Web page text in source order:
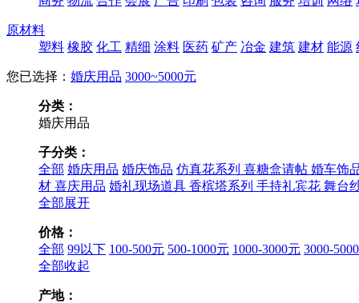
原材料
塑料 橡胶 化工 精细 涂料 医药 矿产 冶金 建筑 建材 能源
您已选择： 婚庆用品 3000~5000元
分类：
婚庆用品
子分类：
全部 婚庆用品 婚庆饰品 仿真花系列 喜糖盒请帖 婚车饰
材 喜庆用品 婚礼现场道具 香槟塔系列 手持礼宾花 舞台
全部展开
价格：
全部 99以下 100-500元 500-1000元 1000-3000元 3000-
全部收起
产地：